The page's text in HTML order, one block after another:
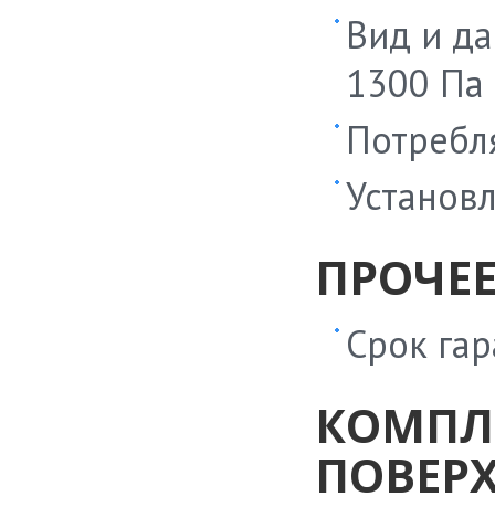
Вид и
1300 Па
Срок